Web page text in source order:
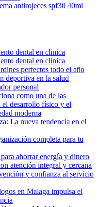
antirojeces spf30 40ml
dental en clinica
dental en clínica
perfectos todo el año
deportiva en la salud
personal
como una de las
el desarrollo físico y el
moderna
La nueva tendencia en el
completa para tu
ahorrar energía y dinero
atención integral y cercana
y confianza al servicio
en Malaga impulsa el